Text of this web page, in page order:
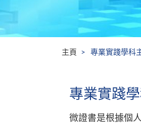
主頁 專業實踐學科
專業實踐
微證書是根據個